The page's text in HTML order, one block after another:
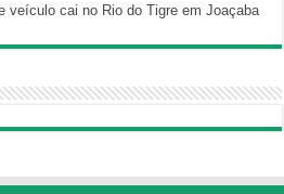
veículo cai no Rio do Tigre em Joaçaba